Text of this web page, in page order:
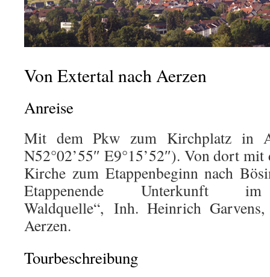
Von Extertal nach Aerzen
Anreise
Mit dem Pkw zum Kirchplatz in
N52°02’55″ E9°15’52″). Von dort
Kirche zum Etappenbeginn nach
Etappenende Unterkunft im
Waldquelle“, Inh. Heinrich
Aerzen.
Tourbeschreibung